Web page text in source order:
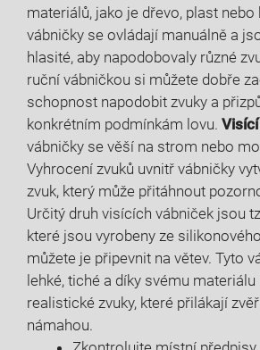
materiálů, jako je dřevo, plast nebo
vábničky se ovládají manuálně a
hlasité, aby napodobovaly různé
ruční vábničkou si můžete dobře
schopnost napodobit zvuky a
konkrétním podmínkám lovu.
vábničky se věší na strom nebo
Vyhrocení zvuků uvnitř vábničky
zvuk, který může přitáhnout
Určitý druh visících vábniček jsou
které jsou vyrobeny ze
můžete je připevnit na větev. Tyto
lehké, tiché a díky svému materiálu
realistické zvuky, které přilákají
námahou.